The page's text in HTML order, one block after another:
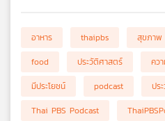
อาหาร thaipbs สุขภาพ
food
ประวัติศาสตร์ คว
มีประโยชน์
podcast ปร
Thai PBS Podcast